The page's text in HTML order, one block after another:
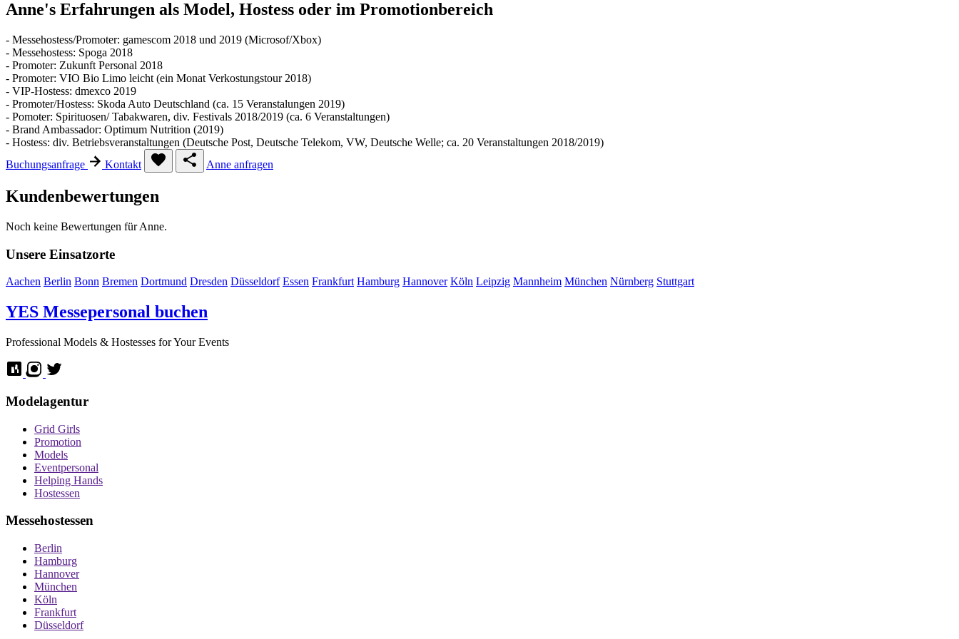
Anne's Erfahrungen als Model, Hostess oder im Promotionbereich
- Messehostess/Promoter: gamescom 2018 und 2019 (Microsof/Xbox)
- Messehostess: Spoga 2018
- Promoter: Zukunft Personal 2018
- Promoter: VIO Bio Limo leicht (ein Monat Verkostungstour 2018)
- VIP-Hostess: dmexco 2019
- Promoter/Hostess: Skoda Auto Deutschland (ca. 15 Veranstalungen 2019)
- Pomoter: Spirituosen/ Tabakwaren, div. Festivals 2018/2019 (ca. 6 Veranstaltungen)
- Brand Ambassador: Optimum Nutrition (2019)
- Hostess: div. Betriebsveranstaltungen (Deutsche Post, Deutsche Telekom, VW, Deutsche Welle; ca. 20 Veranstaltungen 2018/2019)
Buchungsanfrage
Kontakt Anne anfragen
Kundenbewertungen
Noch keine Bewertungen für Anne.
Unsere Einsatzorte
Aachen Berlin Bonn Bremen Dortmund Dresden Düsseldorf Essen Frankfurt Hamburg Hannover Köln Leipzig Mannheim München Nürnberg Stuttgart
YES Messepersonal buchen
Professional Models & Hostesses for Your Events
Modelagentur
Grid Girls
Promotion
Models
Eventpersonal
Helping Hands
Hostessen
Messehostessen
Berlin
Hamburg
Hannover
München
Köln
Frankfurt
Düsseldorf